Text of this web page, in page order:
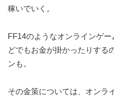
稼いでいく。
FF14のようなオンラインゲ
どでもお金が掛かったりする
ンも。
その金策については、オンラ